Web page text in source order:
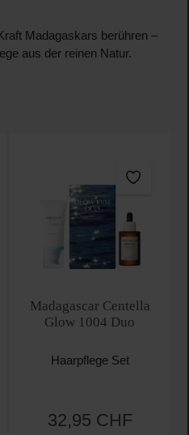
Madagaskars berühren –
aus der reinen Natur.
Madagascar Centella
Glow 1004 Duo
Haarpflege Set
Regulärer Preis:
32,95 CHF